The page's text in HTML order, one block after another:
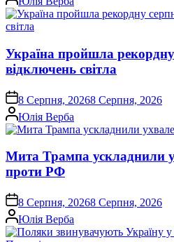
Україна пройшла рекордну
відключень світла
on8 Серпня, 20268 Серпня, 2026
Опубліковано
Юлія Верба
Мита Трампа ускладнили
проти РФ
on8 Серпня, 20268 Серпня, 2026
Опубліковано
Юлія Верба